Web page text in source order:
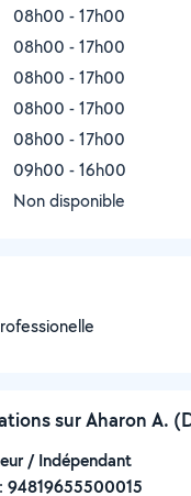
08h00 - 17h00
08h00 - 17h00
08h00 - 17h00
08h00 - 17h00
08h00 - 17h00
09h00 - 16h00
Non disponible
sur Aharon A.
/ Indépendant
‍94819655500015